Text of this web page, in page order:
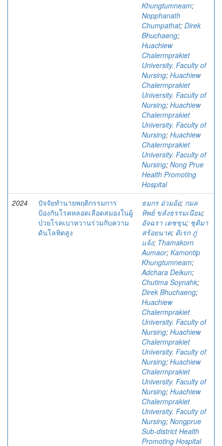
Khungtumneam;
Nopphanath
Chumpathat; Direk
Bhuchaeng;
Huachiew
Chalermprakiet
University. Faculty of
Nursing; Huachiew
Chalermprakiet
University. Faculty of
Nursing; Huachiew
Chalermprakiet
University. Faculty of
Nursing; Huachiew
Chalermprakiet
University. Faculty of
Nursing; Nong Prue
Health Promoting
Hospital
2024
ปัจจัยทํานายพฤติกรรมการ
ป้องกันโรคหลอดเลือดสมองในผู้
ป่วยโรคเบาหวานร่วมกับความ
ดันโลหิตสูง
ธมกร อ่วมอ้อ; กมล
ทิพย์ ขลังธรรมเนียม;
อัจฉรา เดชขุน; ชุติมา
สร้อยนาค; ดิเรก ภู่
แจ้ง; Thamakorn
Aumaor; Kamontip
Khungtumneam;
Adchara Deikun;
Chutima Soynahk;
Direk Bhuchaeng;
Huachiew
Chalermprakiet
University. Faculty of
Nursing; Huachiew
Chalermprakiet
University. Faculty of
Nursing; Huachiew
Chalermprakiet
University. Faculty of
Nursing; Huachiew
Chalermprakiet
University. Faculty of
Nursing; Nongprue
Sub-district Health
Promoting Hospital